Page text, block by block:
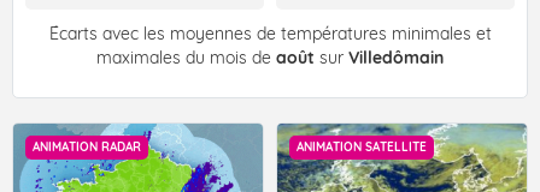
Écarts avec les moyennes de températures minimales et
maximales du mois de août sur Villedômain
ANIMATION RADAR ANIMATION SATELLITE